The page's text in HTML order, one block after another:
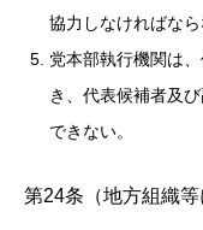
協力しなければなら
党本部執行機関は
き、代表候補者及
できない。
第24条（地方組織等